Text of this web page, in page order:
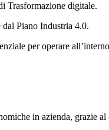
Trasformazione digitale.
Piano Industria 4.0.
per operare
in azienda,